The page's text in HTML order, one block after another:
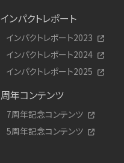
インパクトレポート
インパクトレポート2023
インパクトレポート2024
インパクトレポート2025
周年コンテンツ
7周年記念コンテンツ
5周年記念コンテンツ